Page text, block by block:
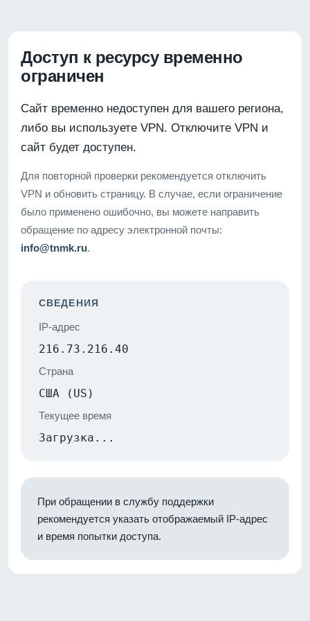
Доступ к ресурсу временно
ограничен
Сайт временно недоступен для вашего региона,
либо вы используете VPN. Отключите VPN и
сайт будет доступен.
Для повторной проверки рекомендуется отключить
VPN и обновить страницу. В случае, если ограничение
было применено ошибочно, вы можете направить
обращение по адресу электронной почты:
info@tnmk.ru.
СВЕДЕНИЯ
IP-адрес
216.73.216.40
Страна
США (US)
Текущее время
Загрузка...
При обращении в службу поддержки
рекомендуется указать отображаемый IP-адрес
и время попытки доступа.